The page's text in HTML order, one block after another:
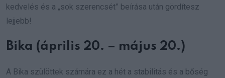
kedvelés és a „sok szerencsét” beírása után gördítesz
lejjebb!
Bika (április 20. – május 20.)
A Bika szülöttek számára ez a hét a stabilitás és a bőség